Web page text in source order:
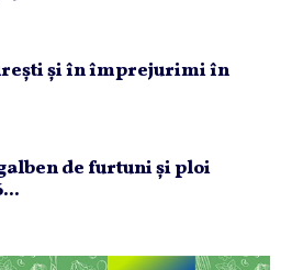
şi în împrejurimi în
de furtuni şi ploi